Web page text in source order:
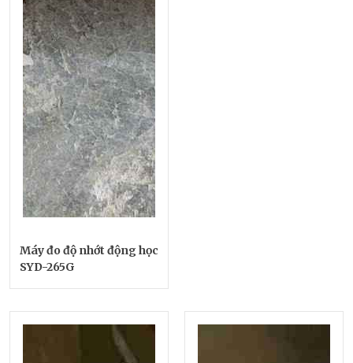
Máy đo độ nhớt động học
SYD-265G